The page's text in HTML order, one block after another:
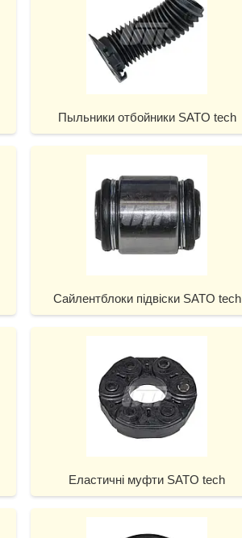
Пыльники отбойники SATO tech
Сайлентблоки підвіски SATO tech
Еластичні муфти SATO tech